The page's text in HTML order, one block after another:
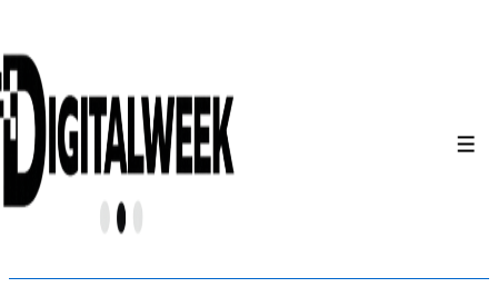
Saltar
al
contenido
principal